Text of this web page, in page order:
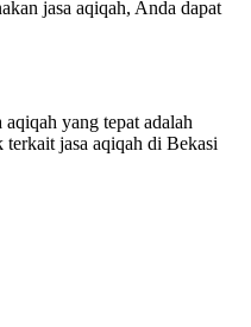
jasa aqiqah, Anda dapat
yang tepat adalah
jasa aqiqah di Bekasi